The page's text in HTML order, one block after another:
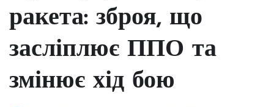
ракета: зброя, що
засліплює ППО та
змінює хід бою